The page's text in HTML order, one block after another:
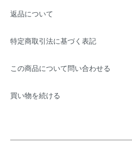
返品について
特定商取引法に基づく表記
この商品について問い合わせる
買い物を続ける